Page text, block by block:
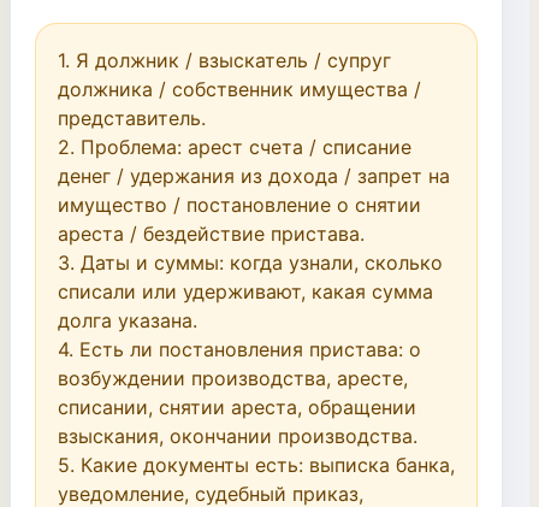
1. Я должник / взыскатель / супруг
должника / собственник имущества /
представитель.
2. Проблема: арест счета / списание
денег / удержания из дохода / запрет на
имущество / постановление о снятии
ареста / бездействие пристава.
3. Даты и суммы: когда узнали, сколько
списали или удерживают, какая сумма
долга указана.
4. Есть ли постановления пристава: о
возбуждении производства, аресте,
списании, снятии ареста, обращении
взыскания, окончании производства.
5. Какие документы есть: выписка банка,
уведомление, судебный приказ,